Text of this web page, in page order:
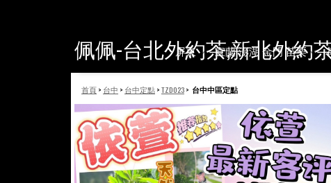
佩佩-台北外約茶,新北外約
屏東 宜蘭 澎湖 金門 苗栗
首頁> 台中 > 台中定點>TZD023> 台中中區定點